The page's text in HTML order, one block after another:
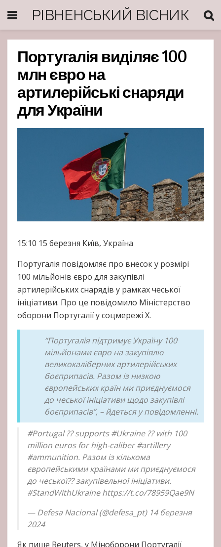
РІВНЕНСЬКИЙ ВІСНИК
Португалія виділяє 100
млн євро на
артилерійські снаряди
для України
15:10 15 березня Київ, Україна
Португалія повідомляє про внесок у розмірі
100 мільйонів євро для закупівлі
артилерійських снарядів у рамках чеської
ініціативи. Про це повідомило Міністерство
оборони Португалії у соцмережі Х.
“Португалія підтримує Україну 100
мільйонами євро на закупівлю
великокаліберних артилерійських
боєприпасів. Разом із низкою
європейських країн ми приєднуємося
до чеської ініціативи щодо закупівлі
боєприпасів”, – йдеться у повідомленні.
#Portugal ?? supports #Ukraine ?? with 100
million euros for high-caliber #artillery
#ammunition. Разом із кількома
європейськими країнами ми приєднуємося
до чеської?? закупівельної ініціативи.
#StandWithUkraine https://t.co/78959Qae9N
— Defesa Nacional (@defesa_pt) 14 березня
2024
Як пише Reuters, у Міноборони Португалії